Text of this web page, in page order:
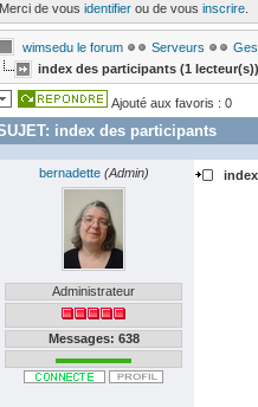
Merci de vous identifier ou de vous inscrire
wimsedu le forum Serveurs
index des participants (1 lecteur(s))
Ajouté aux favoris : 0
index des participants
bernadette (Admin)
Administrateur
Messages: 638